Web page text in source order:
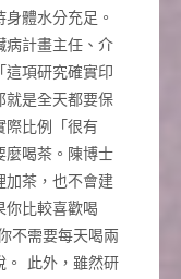
體水分充足。
病計畫主任、介
這項研究確實印
就是全天都要保
際比例「很有
麼喝茶。陳博士
加茶，也不會建
你比較喜歡喝
不需要每天喝兩
。 此外，雖然研